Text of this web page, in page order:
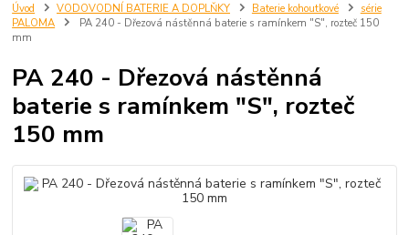
Úvod VODOVODNÍ BATERIE A DOPLŇKY Baterie kohoutkové
série
PALOMA
PA 240 - Dřezová nástěnná baterie s ramínkem "S", rozteč 150
mm
PA 240 - Dřezová nástěnná
baterie s ramínkem "S", rozteč
150 mm